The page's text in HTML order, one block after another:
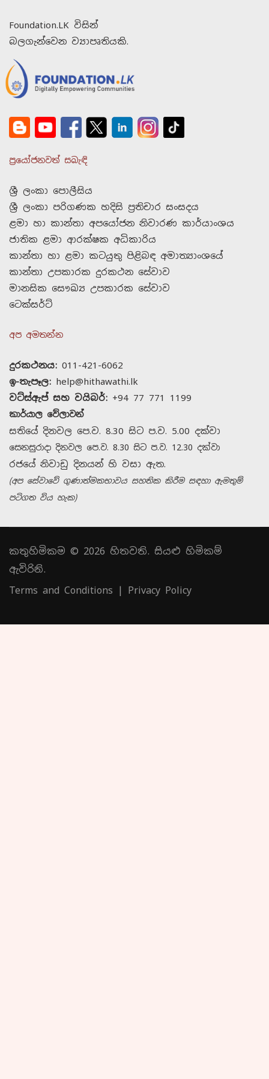
Foundation.LK විසින්
බලගැන්වෙන ව්‍යාපෘතියකි.
ප්‍රයෝජනවත් සබැඳි
ශ්‍රී ලංකා පොලීසිය
ශ්‍රී ලංකා පරිගණක හදිසි ප්‍රතිචාර සංසදය
ළමා හා කාන්තා අපයෝජන නිවාරණ කාර්යාංශය
ජාතික ළමා ආරක්ෂක අධිකාරිය
කාන්තා හා ළමා කටයුතු පිළිබඳ අමාත්‍යාංශයේ
කාන්තා උපකාරක දුරකථන සේවාව
මානසික සෞඛ්‍ය උපකාරක සේවාව
ටෙක්සර්ට්
අප අමතන්න
දුරකථනය: 011-421-6062
ඉ-තැපෑල: help@hithawathi.lk
වට්ස්ඇප් සහ වයිබර්: +94 77 771 1199
කාර්යාල වේලාවන්
සතියේ දිනවල පෙ.ව. 8.30 සිට ප.ව. 5.00 දක්වා
සෙනසුරාදා දිනවල පෙ.ව. 8.30 සිට ප.ව. 12.30 දක්වා
රජයේ නිවාඩු දිනයන් හි වසා ඇත.
(අප සේවාවේ ගුණාත්මකභාවය සහතික කිරීම සඳහා ඇමතුම්
පටිගත විය හැක)
කතුහිමිකම © 2026 හිතවති. සියළු හිමිකම්
ඇවිරිනි.
Terms and Conditions | Privacy Policy